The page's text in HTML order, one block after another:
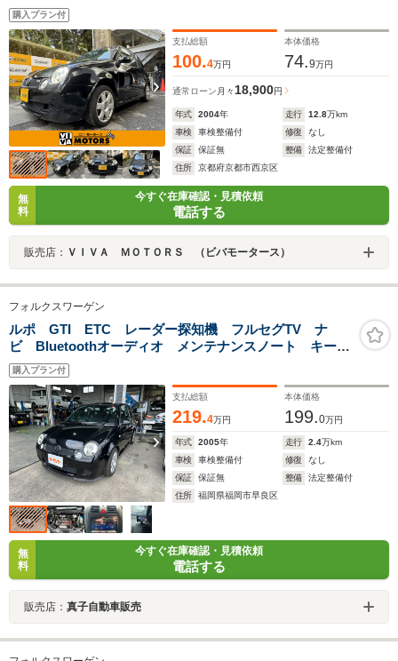
購入プラン付
支払総額
100.4万円
本体価格
74.9万円
通常ローン 月々 18,900円
年式 2004年 走行 12.8万km
車検
車検整備付 修復
なし
保証
保証無 整備
法定整備付
住所
京都府京都市西京区
無
料
今すぐ在庫確認・見積依頼
電話する
販売店： ＶＩＶＡ ＭＯＴＯＲＳ （ビバモータース）
フォルクスワーゲン
ルポ GTI ETC レーダー探知機 フルセグTV ナ
ビ Bluetoothオーディオ メンテナンスノート キーレ
ス
購入プラン付
支払総額
219.4万円
本体価格
199.0万円
年式 2005年 走行 2.4万km
車検
車検整備付 修復
なし
保証
保証無 整備
法定整備付
住所
福岡県福岡市早良区
無
料
今すぐ在庫確認・見積依頼
電話する
販売店： 真子自動車販売